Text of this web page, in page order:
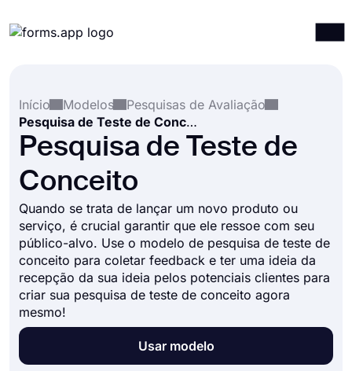
Integrações
Modelos
Recursos
Início
Modelos
Pesquisas de Avaliação
Pesquisa de Teste de Conceito
Pesquisa de Teste de
Conceito
Quando se trata de lançar um novo produto ou
serviço, é crucial garantir que ele ressoe com seu
público-alvo. Use o modelo de pesquisa de teste de
conceito para coletar feedback e ter uma ideia da
recepção da sua ideia pelos potenciais clientes para
criar sua pesquisa de teste de conceito agora
mesmo!
Usar modelo